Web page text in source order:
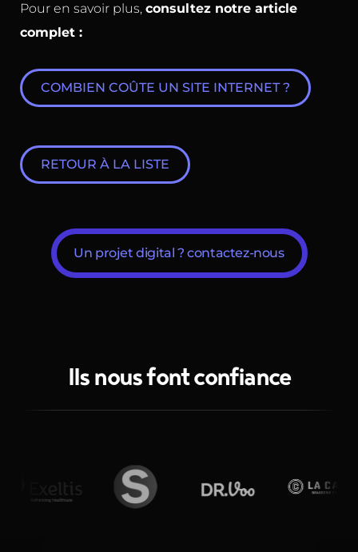
Pour en savoir plus, consultez notre article
complet :
COMBIEN COÛTE UN SITE INTERNET ?
RETOUR À LA LISTE
Un projet digital ? contactez-nous
Ils nous font confiance